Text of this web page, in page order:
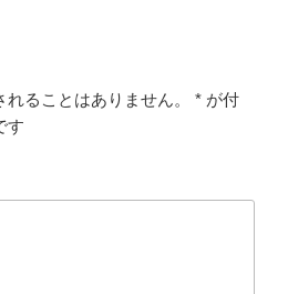
ることはありません。 * が付
す